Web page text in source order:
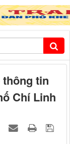
tin
Chí Linh